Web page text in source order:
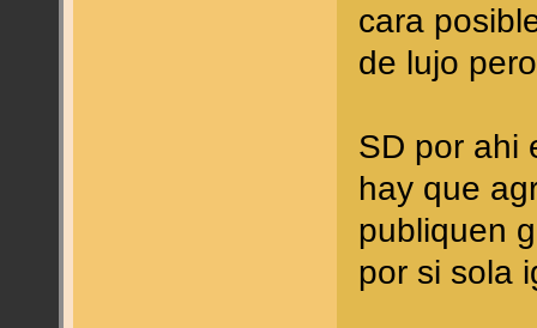
cara
de lujo
SD por ahi
hay que
publiquen
por si sola